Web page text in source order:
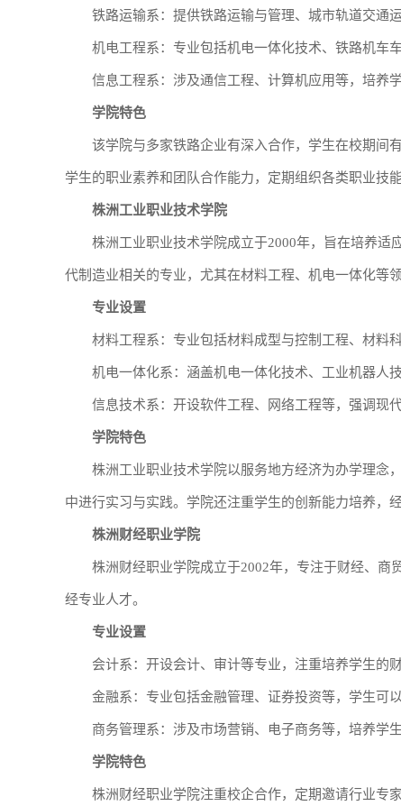
铁路运输系：提供铁路运输与管理、城市轨道交通
机电工程系：专业包括机电一体化技术、铁路机车
信息工程系：涉及通信工程、计算机应用等，培养
学院特色
该学院与多家铁路企业有深入合作，学生在校期间
学生的职业素养和团队合作能力，定期组织各类职业技
株洲工业职业技术学院
株洲工业职业技术学院成立于2000年，旨在培养
代制造业相关的专业，尤其在材料工程、机电一体化等领
专业设置
材料工程系：专业包括材料成型与控制工程、材料
机电一体化系：涵盖机电一体化技术、工业机器人
信息技术系：开设软件工程、网络工程等，强调现
学院特色
株洲工业职业技术学院以服务地方经济为办学理念
中进行实习与实践。学院还注重学生的创新能力培养，
株洲财经职业学院
株洲财经职业学院成立于2002年，专注于财经、
经专业人才。
专业设置
会计系：开设会计、审计等专业，注重培养学生的
金融系：专业包括金融管理、证券投资等，学生可
商务管理系：涉及市场营销、电子商务等，培养学
学院特色
株洲财经职业学院注重校企合作，定期邀请行业专